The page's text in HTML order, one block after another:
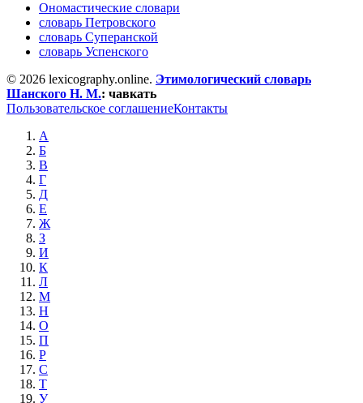
Ономастические словари
словарь Петровского
словарь Суперанской
словарь Успенского
© 2026 lexicography.online. Этимологический словарь
Шанского Н. М.: чавкать
Пользовательское соглашениеКонтакты
А
Б
В
Г
Д
Е
Ж
З
И
К
Л
М
Н
О
П
Р
С
Т
У